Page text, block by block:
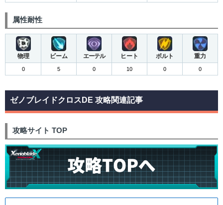
属性耐性
物理 ビーム エーテル ヒート ボルト 重力
0 5 0 10 0 0
ゼノブレイドクロスDE 攻略関連記事
攻略サイト TOP